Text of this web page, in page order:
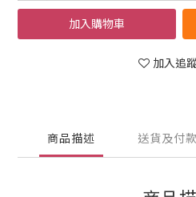
加入購物車
加入追
商品描述 送貨及付